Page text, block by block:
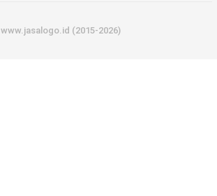
www.jasalogo.id (2015-2026)